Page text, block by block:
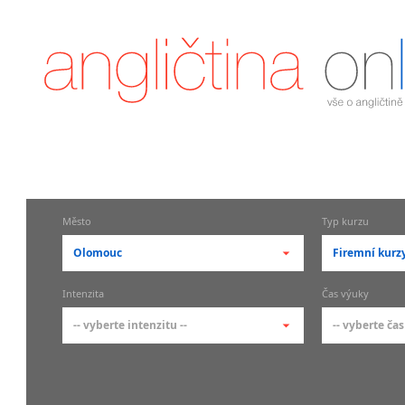
Město
Olomouc
-- vyberte město --
pražské městské části
Typ kurzu
Firemní
-- vyberte
Intenzita
-- vyberte intenzitu --
Čas výuky
-- vyberte